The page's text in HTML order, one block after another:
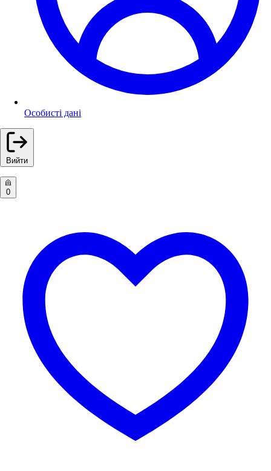
Особисті дані
Вийти
0